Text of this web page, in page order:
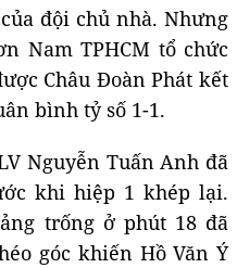
đội chủ nhà. Nhưng
Nam TPHCM tổ chức
Châu Đoàn Phát kết
bình tỷ số 1-1.
Nguyễn Tuấn Anh đã
khi hiệp 1 khép lại.
trống ở phút 18 đã
góc khiến Hồ Văn Ý